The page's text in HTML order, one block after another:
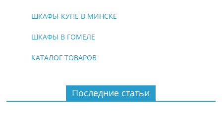
ШКАФЫ-КУПЕ В МИНСКЕ
ШКАФЫ В ГОМЕЛЕ
КАТАЛОГ ТОВАРОВ
Последние статьи